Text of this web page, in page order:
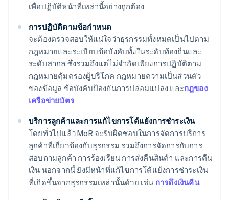
เพื่อปฏิบัติหน้าที่เหล่านี้อย่างถูกต้อง
การปฏิบัติตามข้อกําหนด
จะต้องตรวจสอบให้แน่ใจว่าธุรกรรมทั้งหมดเป็นไปตาม
กฎหมายและระเบียบข้อบังคับทั้งในระดับท้องถิ่นและ
ระดับสากล ซึ่งรวมถึงแต่ไม่จํากัดเพียงการปฏิบัติตาม
กฎหมายคุ้มครองผู้บริโภค กฎหมายความเป็นส่วนตัว
ของข้อมูล ข้อบังคับป้องกันการปลอมแปลง และกฎของ
เครือข่ายบัตร
บริการลูกค้าและการแก้ไขการโต้แย้งการชําระเงิน
โดยทั่วไปแล้ว MoR จะรับผิดชอบในการจัดการบริการ
ลูกค้าที่เกี่ยวข้องกับธุรกรรม รวมถึงการจัดการกับการ
สอบถามลูกค้า การร้องเรียน การส่งคืนสินค้า และการคืน
เงิน นอกจากนี้ ยังมีหน้าที่แก้ไขการโต้แย้งการชําระเงิน
ที่เกิดขึ้นจากธุรกรรมเหล่านั้นด้วย เช่น การดึงเงินคืน